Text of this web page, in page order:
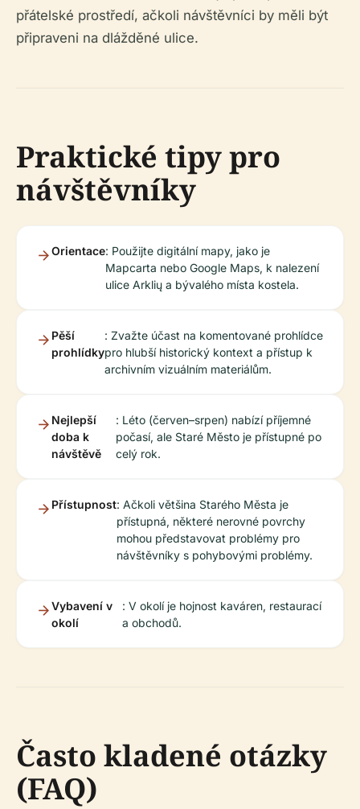
přátelské prostředí, ačkoli návštěvníci by měli být
připraveni na dlážděné ulice.
Praktické tipy pro
návštěvníky
Orientace: Použijte digitální mapy, jako je
Mapcarta nebo Google Maps, k nalezení
ulice Arklių a bývalého místa kostela.
Pěší
prohlídky
: Zvažte účast na komentované prohlídce
pro hlubší historický kontext a přístup k
archivním vizuálním materiálům.
Nejlepší
doba k
návštěvě
: Léto (červen–srpen) nabízí příjemné
počasí, ale Staré Město je přístupné po
celý rok.
Přístupnost: Ačkoli většina Starého Města je
přístupná, některé nerovné povrchy
mohou představovat problémy pro
návštěvníky s pohybovými problémy.
Vybavení v
okolí
: V okolí je hojnost kaváren, restaurací
a obchodů.
Často kladené otázky
(FAQ)